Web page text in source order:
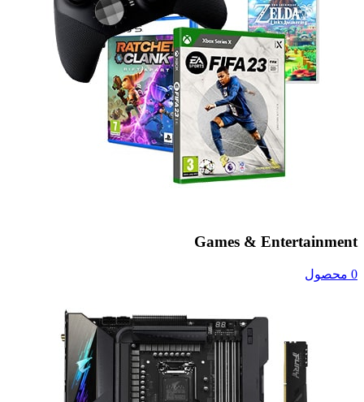
Games & Entertainment
0 محصول